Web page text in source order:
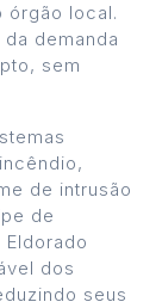
órgão local.
demanda
sem
de intrusão
de
dos
seus